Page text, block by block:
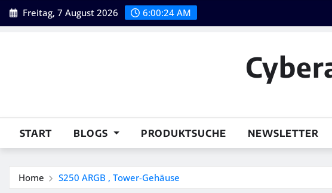
Skip
to
Freitag, 7 August 2026 6:00:25 AM
START BLOGS PRODUKTSUCHE NEWSLETTER
Home S250 ARGB , Tower-Gehäuse